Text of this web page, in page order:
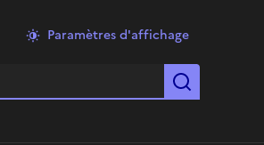
Paramètres d'affichage